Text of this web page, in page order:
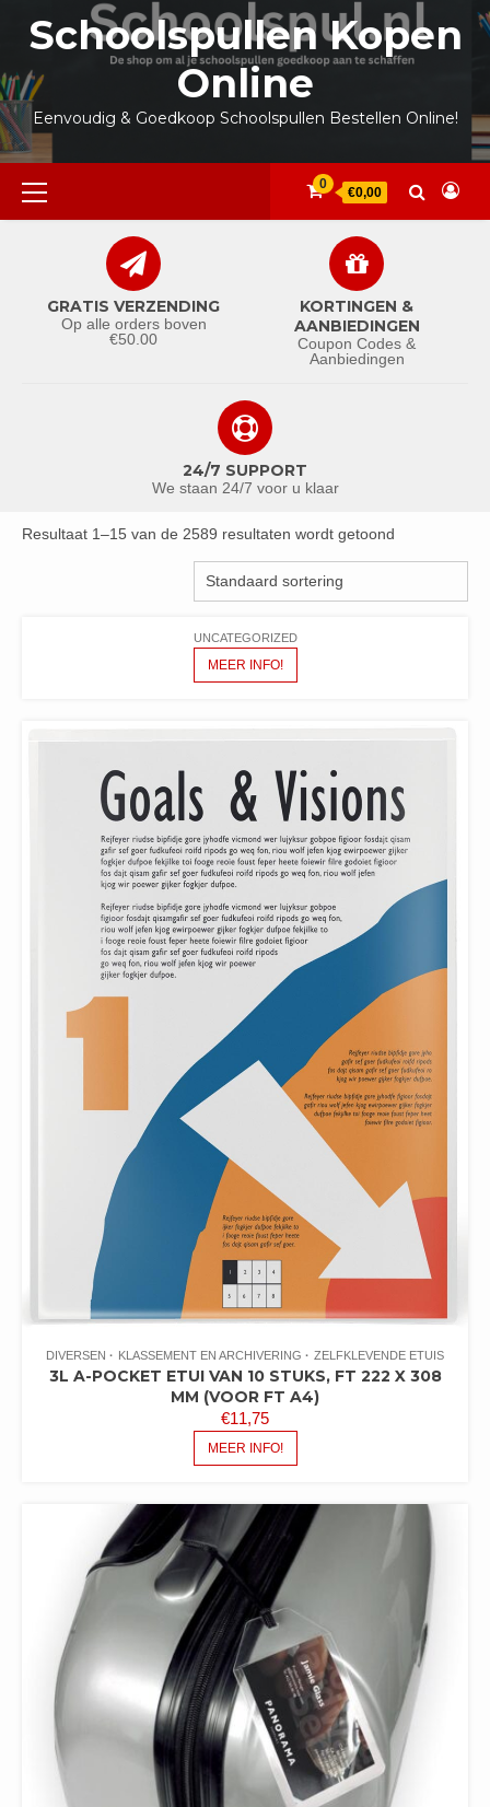
inhoud
Schoolspullen Kopen
Online
Eenvoudig & Goedkoop Schoolspullen Bestellen Online!
Primair
menu
0
€0,00
GRATIS VERZENDING
Op alle orders boven
€50.00
KORTINGEN &
AANBIEDINGEN
Coupon Codes &
Aanbiedingen
24/7 SUPPORT
We staan 24/7 voor u klaar
Resultaat 1–15 van de 2589 resultaten wordt getoond
UNCATEGORIZED
MEER INFO!
DIVERSEN KLASSEMENT EN ARCHIVERING ZELFKLEVENDE ETUIS
3L A-POCKET ETUI VAN 10 STUKS, FT 222 X 308
MM (VOOR FT A4)
€11,75
MEER INFO!